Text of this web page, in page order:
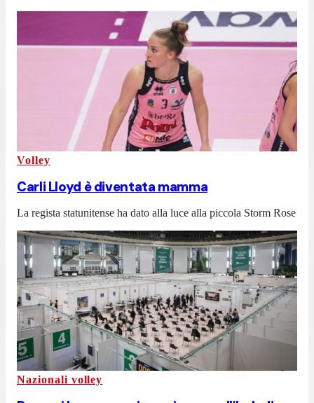
Volley
Carli Lloyd è diventata mamma
La regista statunitense ha dato alla luce alla piccola Storm Rose
Nazionali volley